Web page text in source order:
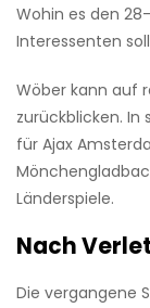
Wohin es den
Interessenten
Wöber kann auf
zurückblicken. In
für Ajax
Länderspiele.
Nach
Die vergangene